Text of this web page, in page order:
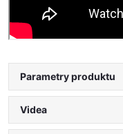
Parametry produktu
Videa